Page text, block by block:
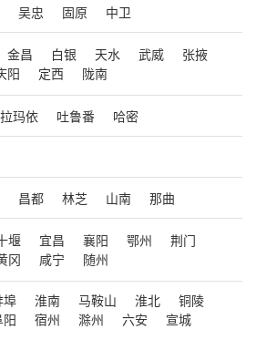
吴忠 固原 中卫
金昌 白银 天水 武威
张掖
阳 定西 陇南
玛依 吐鲁番 哈密
昌都 林芝 山南 那曲
堰 宜昌 襄阳 鄂州
荆门
冈 咸宁 随州
埠 淮南 马鞍山 淮北
铜陵
阳 宿州 滁州 六安
宣城